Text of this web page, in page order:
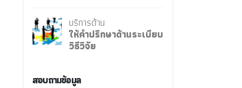
บริการด้าน
ให้คำปรึกษาด้านระเบียบ
วิธีวิจัย
สอบถามข้อมูล